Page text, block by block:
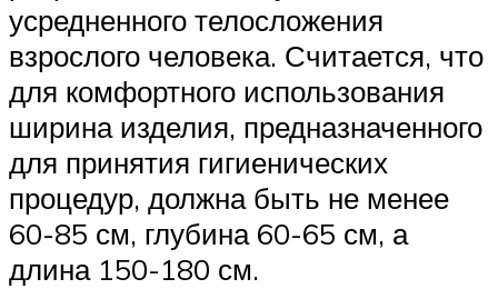
усредненного телосложения
взрослого человека. Считается, что
для комфортного использования
ширина изделия, предназначенного
для принятия гигиенических
процедур, должна быть не менее
60-85 см, глубина 60-65 см, а
длина 150-180 см.